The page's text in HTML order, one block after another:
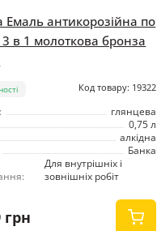
Емаль антикорозійна по
в 1 молоткова бронза
Код товару: 19322
глянцева
0,75 л
алкідна
Банка
Для внутрішніх і
зовнішніх робіт
грн